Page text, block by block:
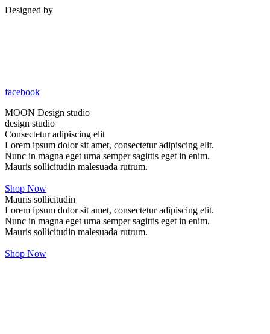
Designed by
facebook
MOON Design studio
design studio
Consectetur adipiscing elit
Lorem ipsum dolor sit amet, consectetur adipiscing elit.
Nunc in magna eget urna semper sagittis eget in enim.
Mauris sollicitudin malesuada rutrum.
Shop Now
Mauris sollicitudin
Lorem ipsum dolor sit amet, consectetur adipiscing elit.
Nunc in magna eget urna semper sagittis eget in enim.
Mauris sollicitudin malesuada rutrum.
Shop Now